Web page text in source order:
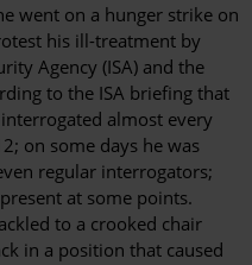
went on a hunger strike on
his ill-treatment by
Agency (ISA) and the
to the ISA briefing that
almost every
on some days he was
regular interrogators;
at some points.
to a crooked chair
in a position that caused